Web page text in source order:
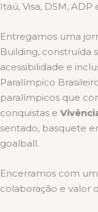
Itaú, Visa, DSM,
Entregamos uma
Building, construída
acessibilidade e
Paralímpico
paralímpicos que
conquistas e
sentado, basquete
goalball.
Encerramos com
colaboração e valor